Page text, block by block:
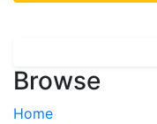
Browse
Home